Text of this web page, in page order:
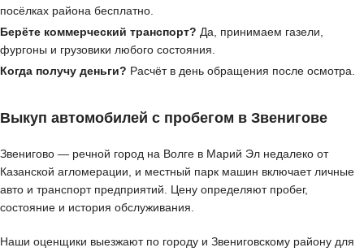
посёлках района бесплатно.
Берёте коммерческий транспорт? Да, принимаем газели,
фургоны и грузовики любого состояния.
Когда получу деньги? Расчёт в день обращения после осмотра.
Выкуп автомобилей с пробегом в Звенигове
Звенигово — речной город на Волге в Марий Эл недалеко от
Казанской агломерации, и местный парк машин включает личные
авто и транспорт предприятий. Цену определяют пробег,
состояние и история обслуживания.
Наши оценщики выезжают по городу и Звениговскому району для